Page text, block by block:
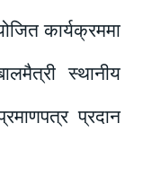
कार्यक्रममा
स्थानीय
प्रदान